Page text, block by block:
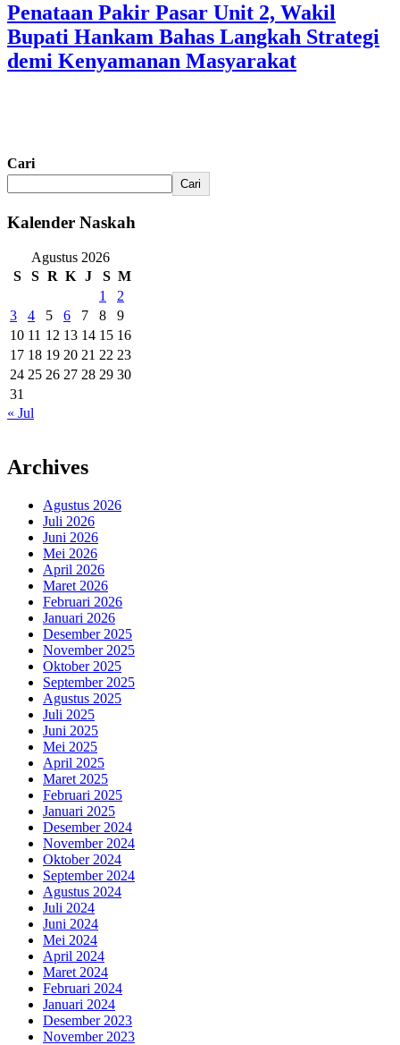
Penataan Pakir Pasar Unit 2, Wakil
Bupati Hankam Bahas Langkah Strategi
demi Kenyamanan Masyarakat
Cari
Cari
Kalender Naskah
Agustus 2026
S
S R K J S M
1
2
3
4 5 6 7 8
9
10 11 12 13 14 15 16
17 18 19 20 21 22 23
24 25 26 27 28 29 30
31
« Jul
Archives
Agustus 2026
Juli 2026
Juni 2026
Mei 2026
April 2026
Maret 2026
Februari 2026
Januari 2026
Desember 2025
November 2025
Oktober 2025
September 2025
Agustus 2025
Juli 2025
Juni 2025
Mei 2025
April 2025
Maret 2025
Februari 2025
Januari 2025
Desember 2024
November 2024
Oktober 2024
September 2024
Agustus 2024
Juli 2024
Juni 2024
Mei 2024
April 2024
Maret 2024
Februari 2024
Januari 2024
Desember 2023
November 2023